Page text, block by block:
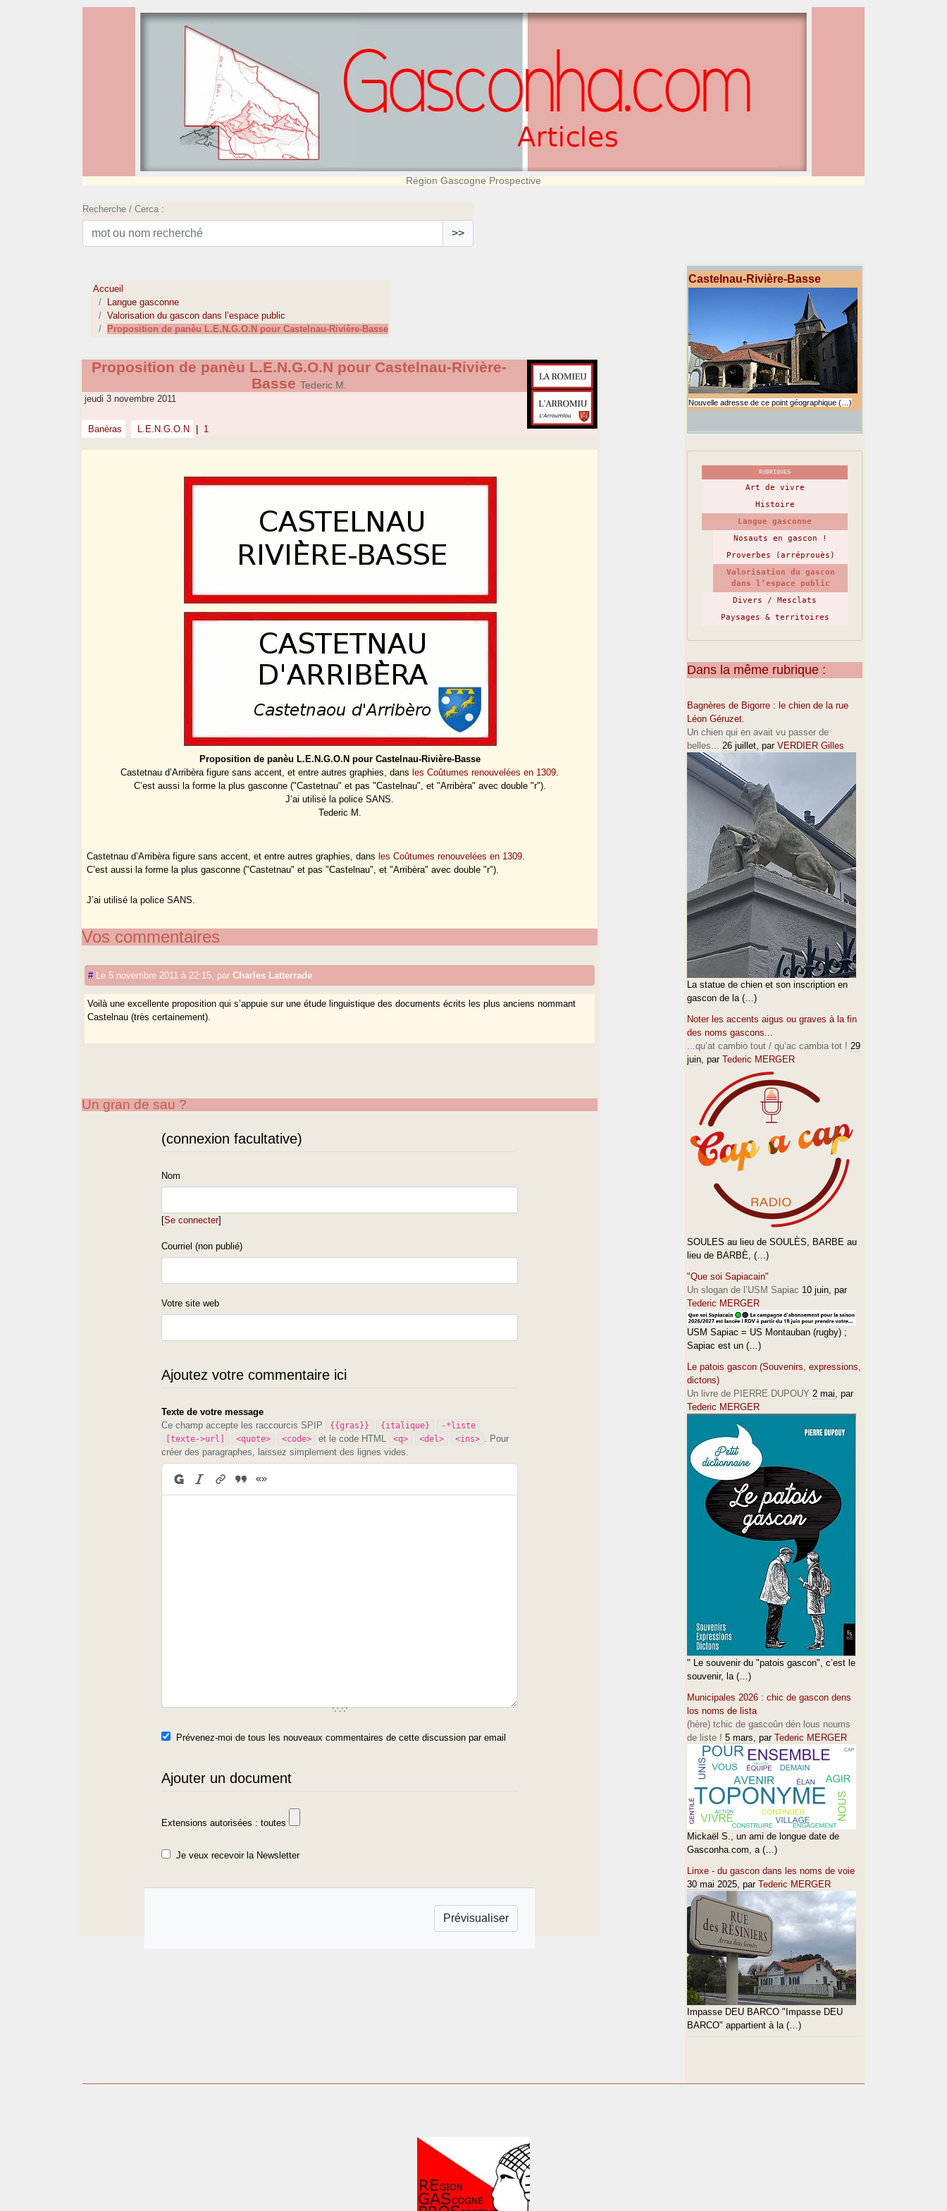
Région Gascogne Prospective
Recherche / Cerca :
>>
Accueil
Langue gasconne
Valorisation du gascon dans l’espace public
Proposition de panèu L.E.N.G.O.N pour Castelnau-Rivière-Basse
Proposition de panèu L.E.N.G.O.N pour Castelnau-Rivière-
Basse Tederic M.
jeudi 3 novembre 2011
Banèras L.E.N.G.O.N 1
Proposition de panèu L.E.N.G.O.N pour Castelnau-Rivière-Basse
Castetnau d’Arribèra figure sans accent, et entre autres graphies, dans les Coûtumes renouvelées en 1309.
C’est aussi la forme la plus gasconne ("Castetnau" et pas "Castelnau", et "Arribèra" avec double "r").
J’ai utilisé la police SANS.
Tederic M.
Castetnau d’Arribèra figure sans accent, et entre autres graphies, dans les Coûtumes renouvelées en 1309.
C’est aussi la forme la plus gasconne ("Castetnau" et pas "Castelnau", et "Arribèra" avec double "r").
J’ai utilisé la police SANS.
Vos commentaires
# Le 5 novembre 2011 à 22:15 parCharles Latterrade
Voilà une excellente proposition qui s’appuie sur une étude linguistique des documents écrits les plus anciens nommant
Castelnau (très certainement).
Un gran de sau ?
(connexion facultative)
Nom
[Se connecter]
Courriel (non publié)
Votre site web
Ajoutez votre commentaire ici
Texte de votre message
Ce champ accepte les raccourcis SPIP
{{gras}} {italique}
-*liste
[texte->url]
<quote> <code> et le code HTML <q> <del> <ins>
. Pour
créer des paragraphes, laissez simplement des lignes vides.
Prévenez-moi de tous les nouveaux commentaires de cette discussion par email
Ajouter un document
Extensions autorisées : toutes
Je veux recevoir la Newsletter
Castelnau-Rivière-Basse
Nouvelle adresse de ce point géographique (…)
RUBRIQUES
Art de vivre
Histoire
Langue gasconne
Nosauts en gascon !
Proverbes (arréprouès)
Valorisation du gascon
dans l’espace public
Divers / Mesclats
Paysages & territoires
Dans la même rubrique :
Bagnères de Bigorre : le chien de la rue
Léon Géruzet.
Un chien qui en avait vu passer de
belles... 26 juillet, par VERDIER Gilles
La statue de chien et son inscription en
gascon de la (…)
Noter les accents aigus ou graves à la fin
des noms gascons...
...qu’at cambio tout / qu’ac cambia tot ! 29
juin, par Tederic MERGER
SOULES au lieu de SOULÈS, BARBE au
lieu de BARBÈ, (…)
"Que soi Sapiacain"
Un slogan de l’USM Sapiac 10 juin, par
Tederic MERGER
USM Sapiac = US Montauban (rugby) ;
Sapiac est un (…)
Le patois gascon (Souvenirs, expressions,
dictons)
Un livre de PIERRE DUPOUY 2 mai, par
Tederic MERGER
" Le souvenir du "patois gascon", c’est le
souvenir, la (…)
Municipales 2026 : chic de gascon dens
los noms de lista
(hère) tchic de gascoûn dén lous noums
de liste ! 5 mars, par Tederic MERGER
Mickaël S., un ami de longue date de
Gasconha.com, a (…)
Linxe - du gascon dans les noms de voie
30 mai 2025, par Tederic MERGER
Impasse DEU BARCO "Impasse DEU
BARCO" appartient à la (…)